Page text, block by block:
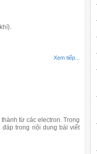
Xem tiếp...
từ các electron. Trong
trong nội dung bài viết